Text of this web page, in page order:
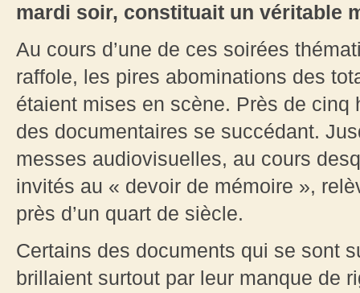
mardi soir, constituait un véritable
Au cours d’une de ces soirées
raffole, les pires abominations des
étaient mises en scène. Près de cinq
des documentaires se succédant.
messes audiovisuelles, au cours
invités au « devoir de mémoire »,
près d’un quart de siècle.
Certains des documents qui se sont
brillaient surtout par leur manque de